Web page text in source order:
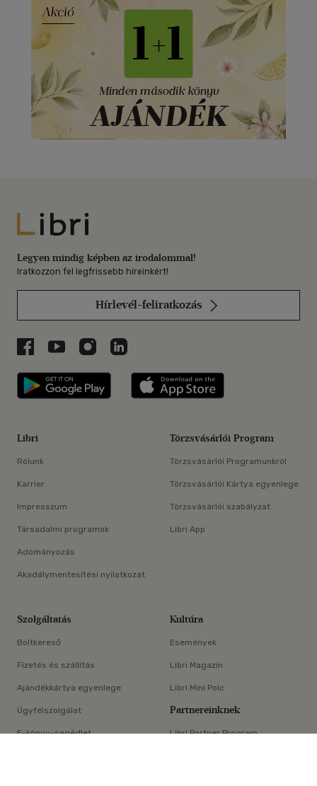
×
Libri
Legyen mindig képben az irodalommal!
Iratkozzon fel legfrissebb híreinkért!
Hírlevél-feliratkozás
Libri a Facebookon
Libri a Youtube-on
Libri az Instagramon
Libri a LinkedInen
Libri applikáció Szerezd meg: Google
Libri
Rólunk
Karrier
Impresszum
Társadalmi programok
Adományozás
Akadálymentesítési nyilatkozat
Törzsvásárlói Program
Törzsvásárlói Programunkról
Törzsvásárlói Kártya egyenlege
Törzsvásárlói szabályzat
Libri App
Szolgáltatás
Boltkereső
Fizetés és szállítás
Ajándékkártya egyenlege
Ügyfélszolgálat
E-könyv-segédlet
Kultúra
Események
Libri Magazin
Libri Mini Polc
Partnereinknek
Libri Partner Program